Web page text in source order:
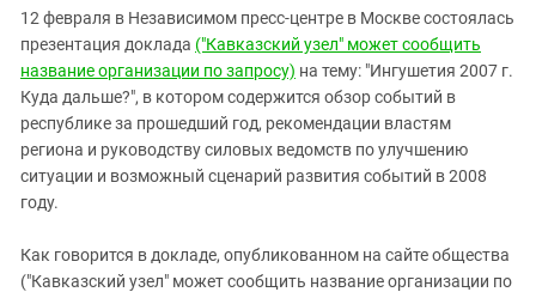
12 февраля в Независимом пресс-центре в Москве состоялась
презентация доклада ("Кавказский узел" может сообщить
название организации по запросу) на тему: "Ингушетия 2007 г.
Куда дальше?", в котором содержится обзор событий в
республике за прошедший год, рекомендации властям
региона и руководству силовых ведомств по улучшению
ситуации и возможный сценарий развития событий в 2008
году.
Как говорится в докладе, опубликованном на сайте общества
("Кавказский узел" может сообщить название организации по